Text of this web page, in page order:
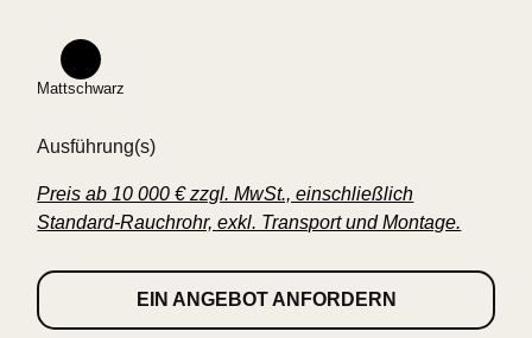
Mattschwarz
Ausführung(s)
Preis ab 10 000 € zzgl. MwSt., einschließlich
Standard-Rauchrohr, exkl. Transport und Montage.
EIN ANGEBOT ANFORDERN